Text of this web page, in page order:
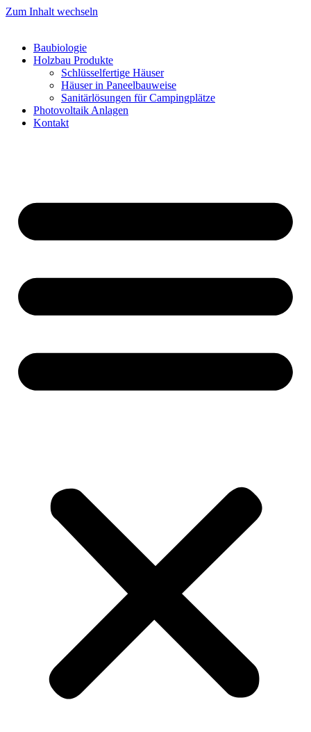
Zum Inhalt wechseln
Baubiologie
Holzbau Produkte
Schlüsselfertige Häuser
Häuser in Paneelbauweise
Sanitärlösungen für Campingplätze
Photovoltaik Anlagen
Kontakt